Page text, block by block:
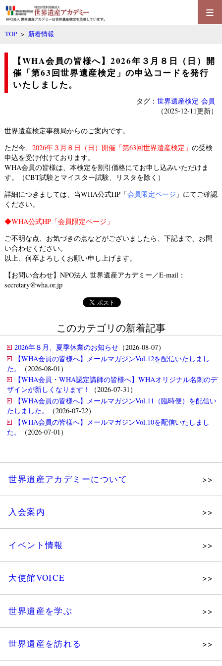
≡
TOP > 新着情報
【WHA会員の皆様へ】2026年３月８日（日）開
催「第63回世界遺産検定」の申込コードを発行
いたしました。
タグ： 世界遺産検定 会員
（2025-12-11更新）
世界遺産検定事務局からのご案内です。
ただ今、 2026年３月８日（日）開催「第63回世界遺産検定」 の受検
申込を受け付けております。
WHA会員の皆様は、本検定を割引価格にてお申し込みいただけま
す。（CBT試験とマイスター試験、リスタを除く）
詳細につきましては、当WHA公式HP「会員限定ページ 」にてご確認
ください。
◆WHA公式HP「会員限定ページ」
ご不明な点、お気づきの点などがございましたら、下記まで、お問
い合わせください。
以上、何卒よろしくお願い申し上げます。
【お問い合わせ】NPO法人 世界遺産アカデミー／E-mail：
secretary@wha.or.jp
このカテゴリの新着記事
2026年８月、夏季休業のお知らせ（2026-08-07）
【WHA会員の皆様へ】メールマガジンVol.12を配信いたしまし
た。
（2026-08-01）
【WHA会員・WHA認定講師の皆様へ】WHAオリジナル名刺のデ
ザインが新しくなります！
（2026-07-31）
【WHA会員の皆様へ】メールマガジンVol.11（臨時便）を配信い
たしました。
（2026-07-22）
【WHA会員の皆様へ】メールマガジンVol.10を配信いたしまし
た。
（2026-07-01）
世界遺産アカデミーについて
組織図・役員
法人会員・協賛団体／公認団体
入会案内
イベント情報
展示会
ツアー情報
大使館VOICE
世界遺産を学ぶ
世界遺産を訪れる